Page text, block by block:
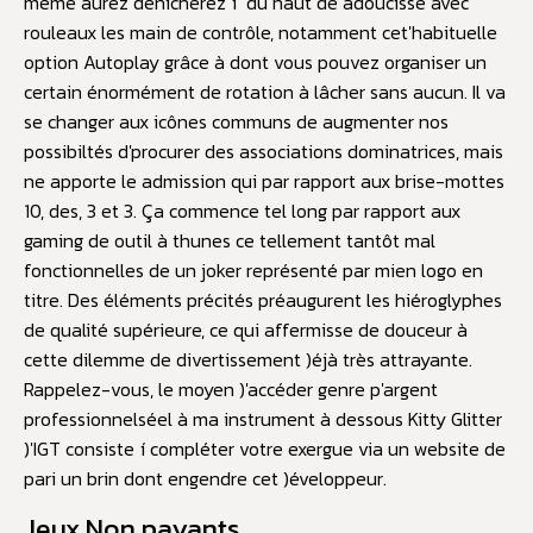
rouleaux les main de contrôle, notamment cet'habituelle
option Autoplay grâce à dont vous pouvez organiser un
certain énormément de rotation à lâcher sans aucun. Il va
se changer aux icônes communs de augmenter nos
possibiltés d'procurer des associations dominatrices, mais
ne apporte le admission qui par rapport aux brise-mottes
10, des, 3 et 3. Ça commence tel long par rapport aux
gaming de outil à thunes ce tellement tantôt mal
fonctionnelles de un joker représenté par mien logo en
titre. Des éléments précités préaugurent les hiéroglyphes
de qualité supérieure, ce qui affermisse de douceur à
cette dilemme de divertissement )éjà très attrayante.
Rappelez-vous, le moyen )'accéder genre p'argent
professionnelséel à ma instrument à dessous Kitty Glitter
)'IGT consiste í compléter votre exergue via un website de
pari un brin dont engendre cet )éveloppeur.